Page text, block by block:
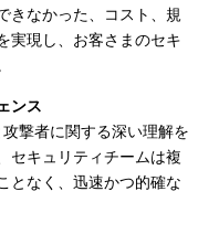
きなかった、コスト、規
実現し、お客さまのセキ
ンス
撃者に関する深い理解を
セキュリティチームは複
となく、迅速かつ的確な